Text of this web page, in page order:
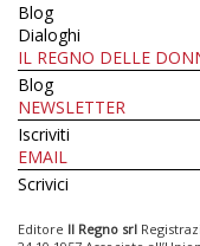
Blog
Dialoghi
IL REGNO DELLE
Blog
NEWSLETTER
Iscriviti
EMAIL
Scrivici
Editore Il Regno srl